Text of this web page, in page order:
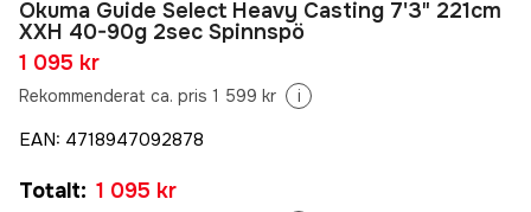
Okuma Guide Select Heavy Casting 7'3" 221cm
XXH 40-90g 2sec Spinnspö
1 095 kr
Rekommenderat ca. pris 1 599 kr i
EAN: 4718947092878
Totalt: 1 095 kr